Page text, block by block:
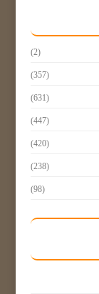
(2)
(357)
(631)
(447)
(420)
(238)
(98)